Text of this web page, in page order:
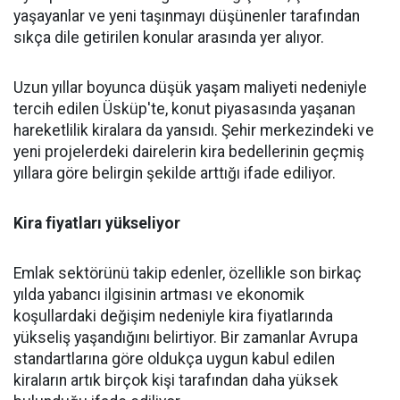
yaşayanlar ve yeni taşınmayı düşünenler tarafından
sıkça dile getirilen konular arasında yer alıyor.
Uzun yıllar boyunca düşük yaşam maliyeti nedeniyle
tercih edilen Üsküp'te, konut piyasasında yaşanan
hareketlilik kiralara da yansıdı. Şehir merkezindeki ve
yeni projelerdeki dairelerin kira bedellerinin geçmiş
yıllara göre belirgin şekilde arttığı ifade ediliyor.
Kira fiyatları yükseliyor
Emlak sektörünü takip edenler, özellikle son birkaç
yılda yabancı ilgisinin artması ve ekonomik
koşullardaki değişim nedeniyle kira fiyatlarında
yükseliş yaşandığını belirtiyor. Bir zamanlar Avrupa
standartlarına göre oldukça uygun kabul edilen
kiraların artık birçok kişi tarafından daha yüksek